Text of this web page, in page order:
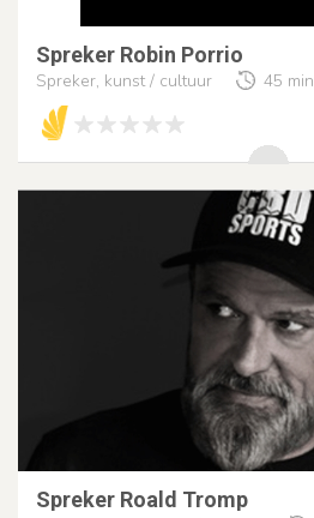
Spreker Robin Porrio
Spreker, kunst / cultuur
45 min
Spreker Roald Tromp